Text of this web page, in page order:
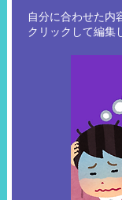
自分に合わせた内
クリックして編集